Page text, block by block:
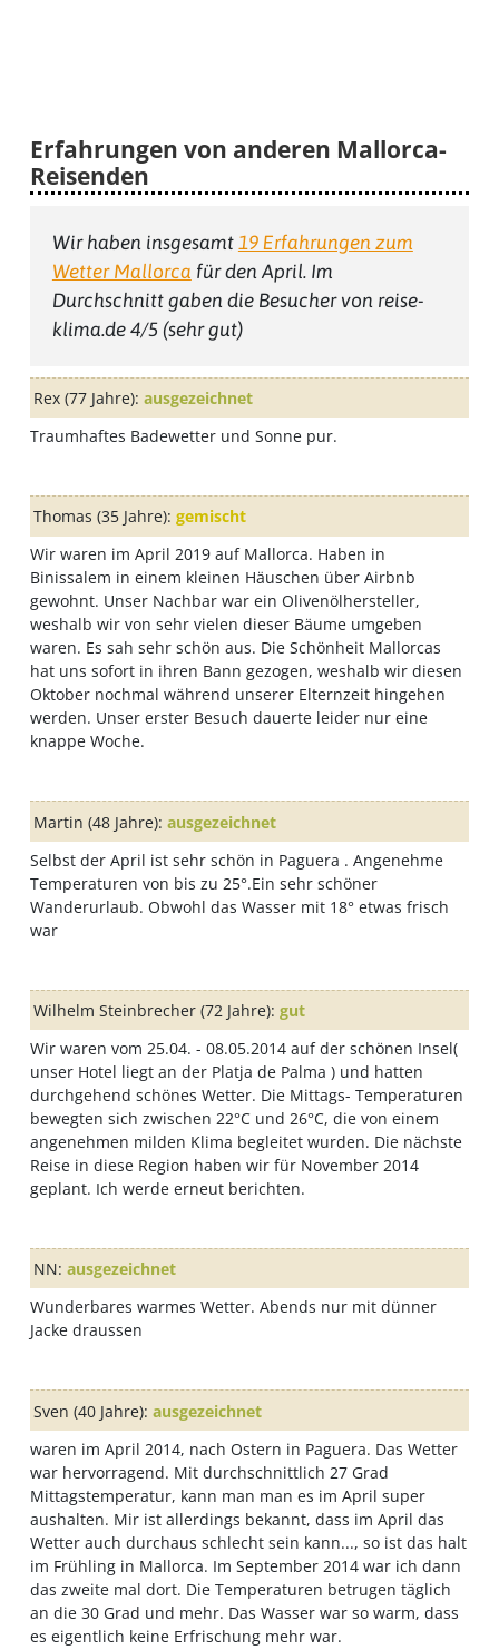
Erfahrungen von anderen Mallorca-
Reisenden
Wir haben insgesamt 19 Erfahrungen zum
Wetter Mallorca für den April. Im
Durchschnitt gaben die Besucher von reise-
klima.de 4/5 (sehr gut)
Rex(77 Jahre): ausgezeichnet
Traumhaftes Badewetter und Sonne pur.
Thomas (35 Jahre): gemischt
Wir waren im April 2019 auf Mallorca. Haben in
Binissalem in einem kleinen Häuschen über Airbnb
gewohnt. Unser Nachbar war ein Olivenölhersteller,
weshalb wir von sehr vielen dieser Bäume umgeben
waren. Es sah sehr schön aus. Die Schönheit Mallorcas
hat uns sofort in ihren Bann gezogen, weshalb wir diesen
Oktober nochmal während unserer Elternzeit hingehen
werden. Unser erster Besuch dauerte leider nur eine
knappe Woche.
Martin (48 Jahre): ausgezeichnet
Selbst der April ist sehr schön in Paguera . Angenehme
Temperaturen von bis zu 25°.Ein sehr schöner
Wanderurlaub. Obwohl das Wasser mit 18° etwas frisch
war
Wilhelm Steinbrecher(72 Jahre): gut
Wir waren vom 25.04. - 08.05.2014 auf der schönen Insel(
unser Hotel liegt an der Platja de Palma ) und hatten
durchgehend schönes Wetter. Die Mittags- Temperaturen
bewegten sich zwischen 22°C und 26°C, die von einem
angenehmen milden Klima begleitet wurden. Die nächste
Reise in diese Region haben wir für November 2014
geplant. Ich werde erneut berichten.
NN: ausgezeichnet
Wunderbares warmes Wetter. Abends nur mit dünner
Jacke draussen
Sven (40 Jahre): ausgezeichnet
waren im April 2014, nach Ostern in Paguera. Das Wetter
war hervorragend. Mit durchschnittlich 27 Grad
Mittagstemperatur, kann man man es im April super
aushalten. Mir ist allerdings bekannt, dass im April das
Wetter auch durchaus schlecht sein kann..., so ist das halt
im Frühling in Mallorca. Im September 2014 war ich dann
das zweite mal dort. Die Temperaturen betrugen täglich
an die 30 Grad und mehr. Das Wasser war so warm, dass
es eigentlich keine Erfrischung mehr war.